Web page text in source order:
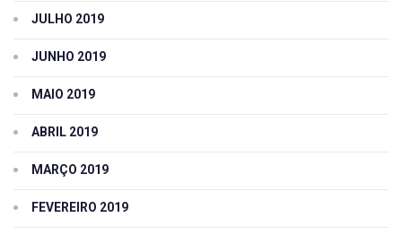
JULHO 2019
JUNHO 2019
MAIO 2019
ABRIL 2019
MARÇO 2019
FEVEREIRO 2019